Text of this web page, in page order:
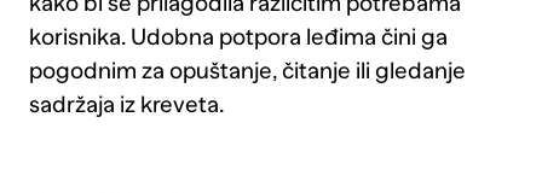
korisnika. Udobna potpora leđima čini ga
pogodnim za opuštanje, čitanje ili gledanje
sadržaja iz kreveta.